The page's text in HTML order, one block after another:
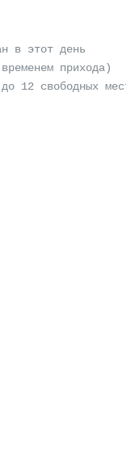
в этот день
прихода)